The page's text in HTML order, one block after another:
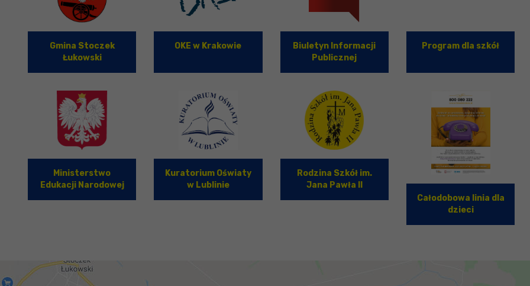
Gmina Stoczek
Łukowski
OKE w Krakowie
Biuletyn Informacji
Publicznej
Program dla szkół
Ministerstwo
Edukacji Narodowej
Kuratorium Oświaty
w Lublinie
Rodzina Szkół im.
Jana Pawła II
Całodobowa linia dla
dzieci